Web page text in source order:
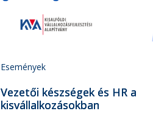
Események
Vezetői készségek és HR a
kisvállalkozásokban